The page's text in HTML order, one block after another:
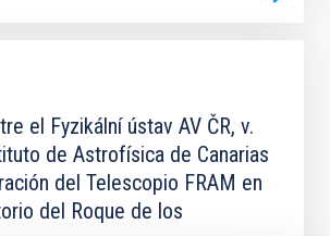
el Fyzikální ústav AV ČR, v.
de Astrofísica de Canarias
del Telescopio FRAM en
del Roque de los